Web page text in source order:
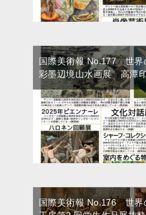
国際美術報 No.177 世
彩墨辺境山水画展 高潭
国際美術報 No.176 世